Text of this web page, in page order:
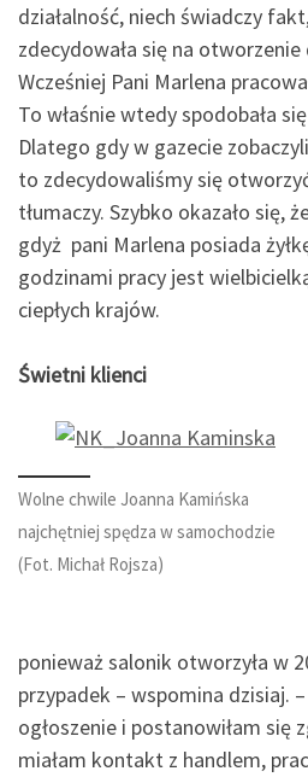
działalność, niech świadczy
zdecydowała się na
Wcześniej Pani Marlena
To właśnie wtedy spodobała
Dlatego gdy w gazecie
to zdecydowaliśmy się
tłumaczy. Szybko okazało się,
gdyż pani Marlena posiada
godzinami pracy jest
ciepłych krajów.
Świetni klienci
Wolne chwile Joanna Kamińska
najchętniej spędza w samochodzie
(Fot. Michał Rojsza)
ponieważ salonik otworzyła w
przypadek – wspomina dzisiaj.
ogłoszenie i postanowiłam się
miałam kontakt z handlem,